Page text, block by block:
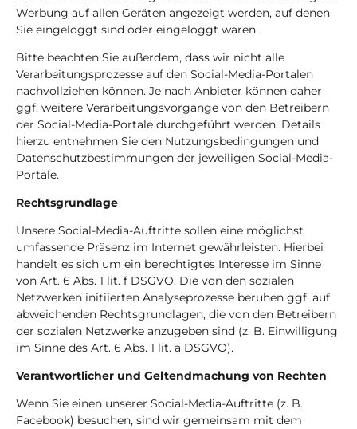
Werbung auf allen Geräten angezeigt werden, auf denen
Sie eingeloggt sind oder eingeloggt waren.
Bitte beachten Sie außerdem, dass wir nicht alle
Verarbeitungsprozesse auf den Social-Media-Portalen
nachvollziehen können. Je nach Anbieter können daher
ggf. weitere Verarbeitungsvorgänge von den Betreibern
der Social-Media-Portale durchgeführt werden. Details
hierzu entnehmen Sie den Nutzungsbedingungen und
Datenschutzbestimmungen der jeweiligen Social-Media-
Portale.
Rechtsgrundlage
Unsere Social-Media-Auftritte sollen eine möglichst
umfassende Präsenz im Internet gewährleisten. Hierbei
handelt es sich um ein berechtigtes Interesse im Sinne
von Art. 6 Abs. 1 lit. f DSGVO. Die von den sozialen
Netzwerken initiierten Analyseprozesse beruhen ggf. auf
abweichenden Rechtsgrundlagen, die von den Betreibern
der sozialen Netzwerke anzugeben sind (z. B. Einwilligung
im Sinne des Art. 6 Abs. 1 lit. a DSGVO).
Verantwortlicher und Geltendmachung von Rechten
Wenn Sie einen unserer Social-Media-Auftritte (z. B.
Facebook) besuchen, sind wir gemeinsam mit dem